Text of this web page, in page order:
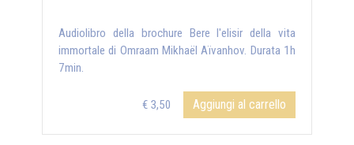
Audiolibro della brochure Bere l'elisir della vita
immortale di Omraam Mikhaël Aïvanhov. Durata 1h
7min.
€ 3,50 Aggiungi al carrello